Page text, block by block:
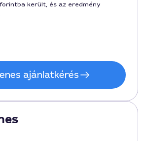
került, és az eredmény
ajánlatkérés